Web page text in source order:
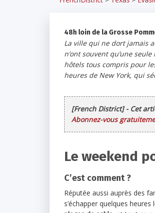
48h loin de la Grosse
La ville qui ne dort jamais
n’ont souvent qu’une
hôtels tous compris pour
heures de New York, qui
[French District] - Cet
Abonnez-vous
Le weekend
C’est comment ?
Réputée aussi auprès des
s’échapper quelques